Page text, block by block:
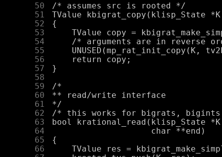
     50
     51
     52
     53
     54
     55
     56
     57
     58
     59
     60
     61
     62
     63
     64
     65
     66